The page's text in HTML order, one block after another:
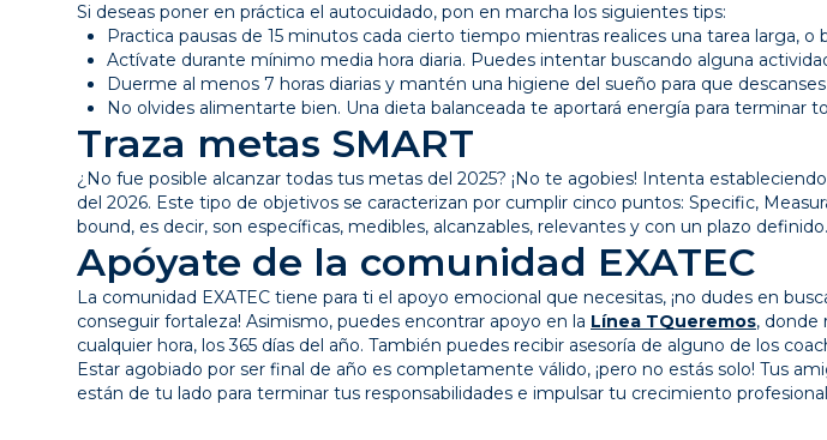
Si deseas poner en práctica el autocuidado, pon en marcha los siguientes tips:
Practica pausas de 15 minutos cada cierto tiempo mientras realices una tarea larga, o
Actívate durante mínimo media hora diaria. Puedes intentar buscando alguna
Duerme al menos 7 horas diarias y mantén una higiene del sueño para que
No olvides alimentarte bien. Una dieta balanceada te aportará energía para terminar
Traza metas SMART
¿No fue posible alcanzar todas tus metas del 2025? ¡No te agobies! Intenta
del 2026. Este tipo de objetivos se caracterizan por cumplir cinco puntos: Specific,
bound, es decir, son específicas, medibles, alcanzables, relevantes y con un plazo definido.
Apóyate de la comunidad EXATEC
La comunidad EXATEC tiene para ti el apoyo emocional que necesitas, ¡no dudes en
conseguir fortaleza! Asimismo, puedes encontrar apoyo en la Línea TQueremos, donde
cualquier hora, los 365 días del año. También puedes recibir asesoría de alguno de los
Estar agobiado por ser final de año es completamente válido, ¡pero no estás solo! Tus
están de tu lado para terminar tus responsabilidades e impulsar tu crecimiento